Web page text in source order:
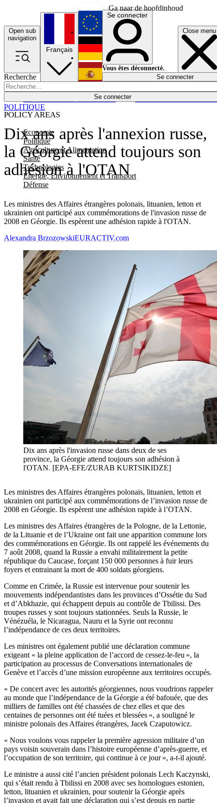
Ga naar de hoofdinhoud
Open sub
navigation
Close menu
Recherche
Se connecter
POLICY AREAS
Economie
Politique
Agriculture et Alimentation
Santé
Technologies
Energie, Environnement et Transport
Défense
Économie
Français
English
Deutsch
Español
Se connecter
Vous êtes déconnecté.
Se connecter
Dix ans après l'annexion russe,
la Géorgie attend toujours son
adhésion à l'OTAN
Les ministres des Affaires étrangères polonais, lituanien, letton et
ukrainien ont participé aux commémorations de l'invasion russe de
2008 en Géorgie. Ils espèrent une adhésion rapide à l'OTAN.
POLITIQUE
Alexandra BrzozowskiEURACTIV.com
Dix ans après l'invasion russe dans deux de ses
province, la Géorgie attend toujours son adhésion à
l'OTAN. [EPA-EFE/ZURAB KURTSIKIDZE]
Les ministres des Affaires étrangères polonais, lituanien, letton et
ukrainien ont participé aux commémorations de l’invasion russe de
2008 en Géorgie. Ils espèrent une adhésion rapide à l’OTAN.
Les ministres des Affaires étrangères de la Pologne, de la Lettonie,
de la Lituanie et de l’Ukraine ont fait une apparition commune lors
des commémorations en Géorgie. Ils ont rappelé les événements du
7 août 2008, quand la Russie a envahi militairement la petite
république du Caucase, forçant 150 000 personnes à fuir leurs
foyers et entrainant la mort de 400 soldats géorgiens.
Comme en Crimée, la Russie est intervenue pour soutenir les
mouvements indépendantistes dans les provinces d’Ossétie du Sud
et d’Abkhazie, qui échappent depuis au contrôle de Tbilissi. Des
troupes russes y sont toujours stationnées. Seuls la Russie, le
Vénézuéla, le Nicaragua, Nauru et la Syrie ont reconnu
l’indépendance de ces deux territoires.
Les ministres ont également publié une déclaration commune
exigeant « la pleine application de l’accord de cessez-le-feu », la
participation au processus de Conversations internationales de
Genève et l’accès d’une mission européenne aux territoires occupés.
« De concert avec les autorités géorgiennes, nous voudrions rappeler
au monde que l’indépendance de la Géorgie a été bafouée, que des
milliers de familles ont été chassées de chez elles et que des
centaines de personnes ont été tuées et blessées », a souligné le
ministre polonais des Affaires étrangères, Jacek Czaputowicz.
« Nous voulons vous rappeler la première agression militaire d’un
pays voisin souverain dans l’histoire européenne d’après-guerre, et
l’occupation de son territoire, qui continue à ce jour », a-t-il ajouté.
Le ministre a aussi cité l’ancien président polonais Lech Kaczynski,
qui s’était rendu à Tbilissi en 2008 avec ses homologues estonien,
letton, lituanien et ukrainien, pour soutenir la Géorgie après
l’invasion et avait fait une déclaration qui s’est depuis en partie